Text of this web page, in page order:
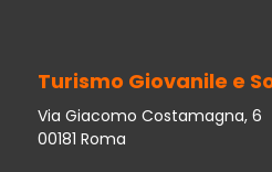
Turismo Giovanile e
Via Giacomo Costamagna, 6
00181 Roma